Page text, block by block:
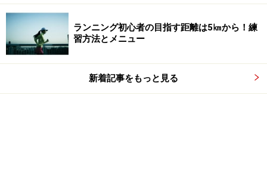
ランニング初心者の目指す距離は5㎞から！練
習方法とメニュー
新着記事をもっと見る